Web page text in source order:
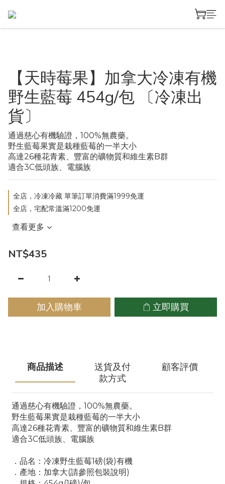
【天時莓果】加拿大冷凍有機
野生藍莓 454g/包 〔冷凍出
貨〕
通過慈心有機驗證，100%無農藥。
野生藍莓果實是栽種藍莓的一半大小
高達26種花青素、豐富的礦物質和維生素B群
適合3C低頭族、電腦族
全店，冷凍冷藏 單筆訂單消費滿1999免運
全店，宅配常溫滿1200免運
查看更多
NT$435
加入購物車 立即購買
商品描述
送貨及付
款方式
顧客評價
通過慈心有機驗證，100%無農藥。
野生藍莓果實是栽種藍莓的一半大小
高達26種花青素、豐富的礦物質和維生素B群
適合3C低頭族、電腦族
．品名：冷凍野生藍莓1磅(袋)有機
． 產地：加拿大(請參照包裝說明)